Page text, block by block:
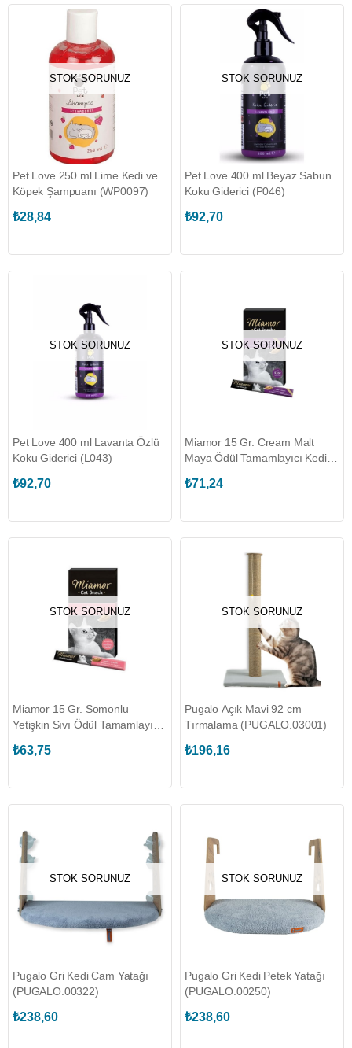
STOK SORUNUZ
Pet Love 250 ml Lime Kedi ve
Köpek Şampuanı (WP0097)
₺28,84
STOK SORUNUZ
Pet Love 400 ml Beyaz Sabun
Koku Giderici (P046)
₺92,70
STOK SORUNUZ
Pet Love 400 ml Lavanta Özlü
Koku Giderici (L043)
₺92,70
STOK SORUNUZ
Miamor 15 Gr. Cream Malt
Maya Ödül Tamamlayıcı Kedi
(PUGALO.43053)
₺71,24
STOK SORUNUZ
Miamor 15 Gr. Somonlu
Yetişkin Sıvı Ödül Tamamlayıcı
(PUGALO.43023)
₺63,75
STOK SORUNUZ
Pugalo Açık Mavi 92 cm
Tırmalama (PUGALO.03001)
₺196,16
STOK SORUNUZ
Pugalo Gri Kedi Cam Yatağı
(PUGALO.00322)
₺238,60
STOK SORUNUZ
Pugalo Gri Kedi Petek Yatağı
(PUGALO.00250)
₺238,60